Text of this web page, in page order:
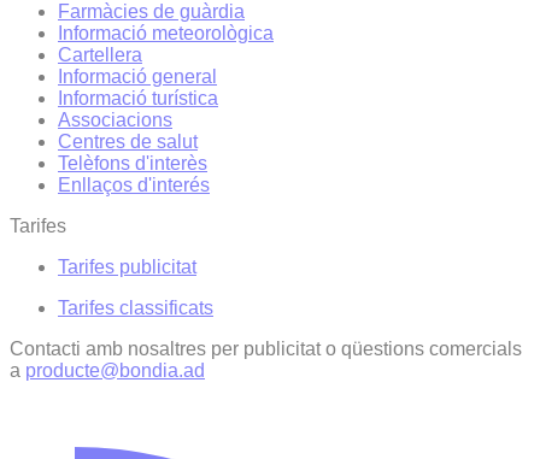
Farmàcies de guàrdia
Informació meteorològica
Cartellera
Informació general
Informació turística
Associacions
Centres de salut
Telèfons d'interès
Enllaços d'interés
Tarifes
Tarifes publicitat
Tarifes classificats
Contacti amb nosaltres per publicitat o qüestions comercials
a producte@bondia.ad